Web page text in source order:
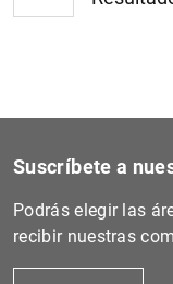
Suscríbete a
Podrás elegir las
recibir nuestras